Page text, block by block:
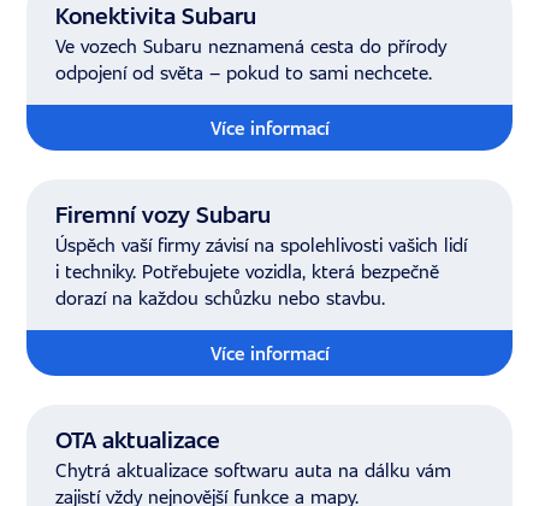
Konektivita Subaru
Ve vozech Subaru neznamená cesta do přírody
odpojení od světa – pokud to sami nechcete.
Více informací
Firemní vozy Subaru
Úspěch vaší firmy závisí na spolehlivosti vašich lidí
i techniky. Potřebujete vozidla, která bezpečně
dorazí na každou schůzku nebo stavbu.
Více informací
OTA aktualizace
Chytrá aktualizace softwaru auta na dálku vám
zajistí vždy nejnovější funkce a mapy.